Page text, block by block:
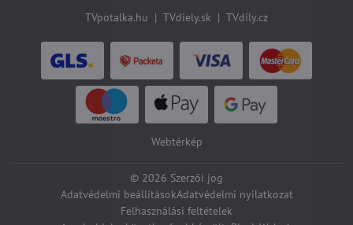
TVpotalka.hu | TVdiely.sk | TVdíly.cz
Webtérkép
© 2026 Szerzői jog
Adatvédelmi beállításokAdatvédelmi nyilatkozat
Felhasználási feltételek